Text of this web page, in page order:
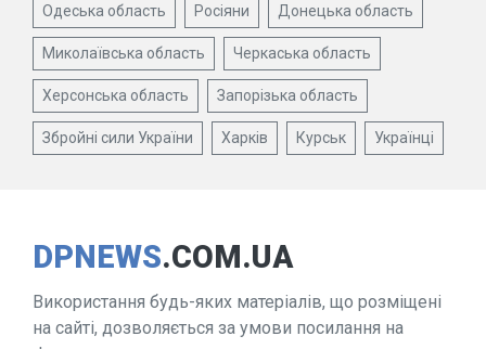
Одеська область Росіяни Донецька область
Миколаївська область Черкаська область
Херсонська область Запорізька область
Збройні сили України Харків Курськ Українці
DPNEWS.COM.UA
Використання будь-яких матеріалів, що розміщені
на сайті, дозволяється за умови посилання на